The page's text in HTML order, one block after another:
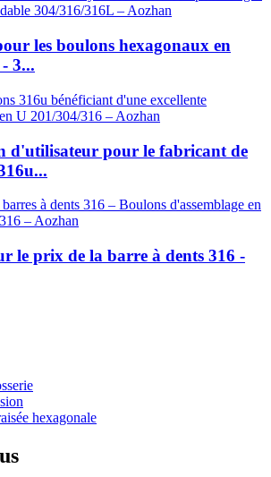
les boulons hexagonaux en
3...
d'utilisateur pour le fabricant de
le prix de la barre à dents 316 -
hexagonale